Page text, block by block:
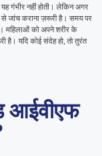
गंभीर नहीं होती। लेकिन अगर
से जांच कराना ज़रूरी है। समय पर
महिलाओं को अपने शरीर के
है। यदि कोई संदेह हो, तो तुरंत
आईवीएफ